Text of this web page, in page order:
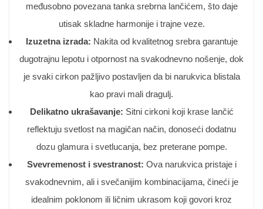
međusobno povezana tanka srebrna lančićem, što daje
utisak skladne harmonije i trajne veze.
Izuzetna izrada: Nakita od kvalitetnog srebra garantuje
dugotrajnu lepotu i otpornost na svakodnevno nošenje, dok
je svaki cirkon pažljivo postavljen da bi narukvica blistala
kao pravi mali dragulj.
Delikatno ukrašavanje: Sitni cirkoni koji krase lančić
reflektuju svetlost na magičan način, donoseći dodatnu
dozu glamura i svetlucanja, bez preterane pompe.
Svevremenost i svestranost: Ova narukvica pristaje i
svakodnevnim, ali i svečanijim kombinacijama, čineći je
idealnim poklonom ili ličnim ukrasom koji govori kroz